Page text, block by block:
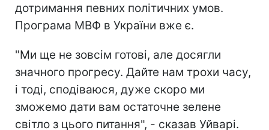
дотримання певних політичних умов.
Програма МВФ в України вже є.
"Ми ще не зовсім готові, але досягли
значного прогресу. Дайте нам трохи часу,
і тоді, сподіваюся, дуже скоро ми
зможемо дати вам остаточне зелене
світло з цього питання", - сказав Уйварі.